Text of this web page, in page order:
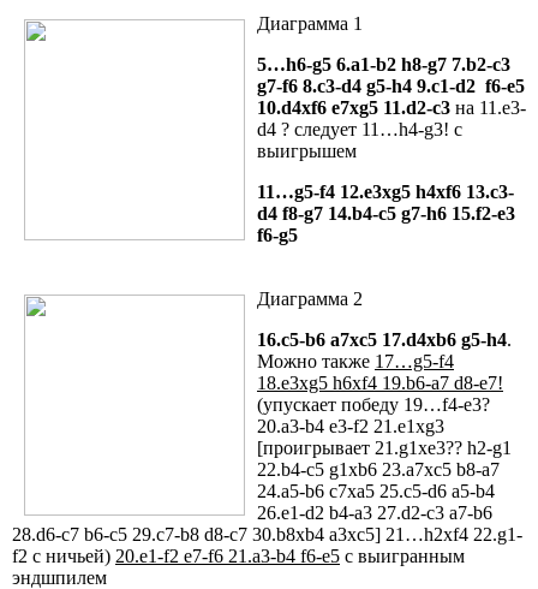
Диаграмма 1
5…h6-g5 6.a1-b2 h8-g7 7.b2-c3
g7-f6 8.c3-d4 g5-h4 9.c1-d2 f6-e5
10.d4xf6 e7xg5 11.d2-c3 на 11.e3-
d4 ? следует 11…h4-g3! с
выигрышем
11…g5-f4 12.e3xg5 h4xf6 13.c3-
d4 f8-g7 14.b4-c5 g7-h6 15.f2-e3
f6-g5
Диаграмма 2
16.c5-b6 a7xc5 17.d4xb6 g5-h4.
Можно также 17…g5-f4
18.e3xg5 h6xf4 19.b6-a7 d8-e7!
(упускает победу 19…f4-e3?
20.a3-b4 e3-f2 21.e1xg3
[проигрывает 21.g1xe3?? h2-g1
22.b4-c5 g1xb6 23.a7xc5 b8-a7
24.a5-b6 c7xa5 25.c5-d6 a5-b4
26.e1-d2 b4-a3 27.d2-c3 a7-b6
28.d6-c7 b6-c5 29.c7-b8 d8-c7 30.b8xb4 a3xc5] 21…h2xf4 22.g1-
f2 с ничьей) 20.e1-f2 e7-f6 21.a3-b4 f6-e5 с выигранным
эндшпилем